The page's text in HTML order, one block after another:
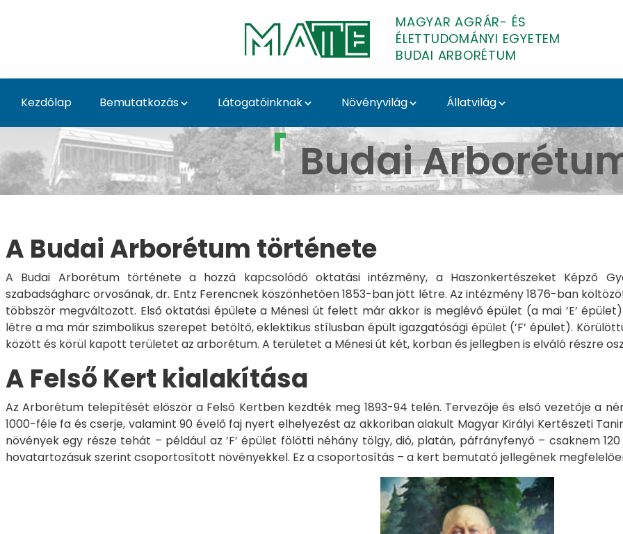
MAGYAR AGRÁR- ÉS
ÉLETTUDOMÁNYI EGYETEM
BUDAI ARBORÉTUM
Kezdőlap Bemutatkozás Látogatóinknak Növényvilág Állatvilág
Az Arborétum története - Budai Arborétum
Budai
A Budai Arborétum története
A Budai Arborétum története a hozzá kapcsolódó oktatási intézmény, a Haszonkertészeket Képző
szabadságharc orvosának, dr. Entz Ferencnek köszönhetően 1853-ban jött létre. Az intézmény 1876-ban
többször megváltozott. Első oktatási épülete a Ménesi út felett már akkor is meglévő épület (a mai ’E’
létre a ma már szimbolikus szerepet betöltő, eklektikus stílusban épült igazgatósági épület (’F’ épület).
között és körül kapott területet az arborétum. A területet a Ménesi út két, korban és jellegben is elváló részre
A Felső Kert kialakítása
Az Arborétum telepítését először a Felső Kertben kezdték meg 1893-94 telén. Tervezője és első vezetője a
1000-féle fa és cserje, valamint 90 évelő faj nyert elhelyezést az akkoriban alakult Magyar Királyi Kertészeti
növények egy része tehát – például az ’F’ épület fölötti néhány tölgy, dió, platán, páfrányfenyő – csaknem
hovatartozásuk szerint csoportosított növényekkel. Ez a csoportosítás – a kert bemutató jellegének